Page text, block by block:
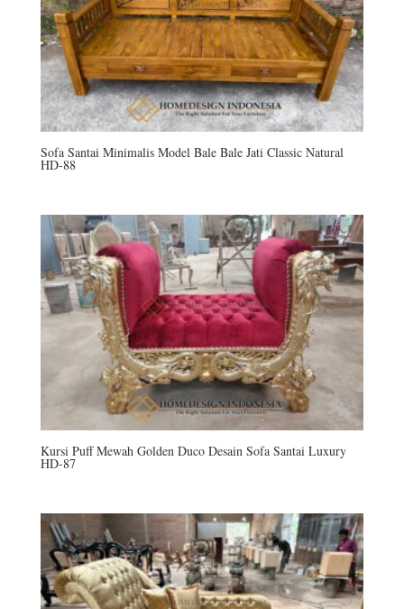
Sofa Santai Minimalis Model Bale Bale Jati Classic Natural
HD-88
Kursi Puff Mewah Golden Duco Desain Sofa Santai Luxury
HD-87